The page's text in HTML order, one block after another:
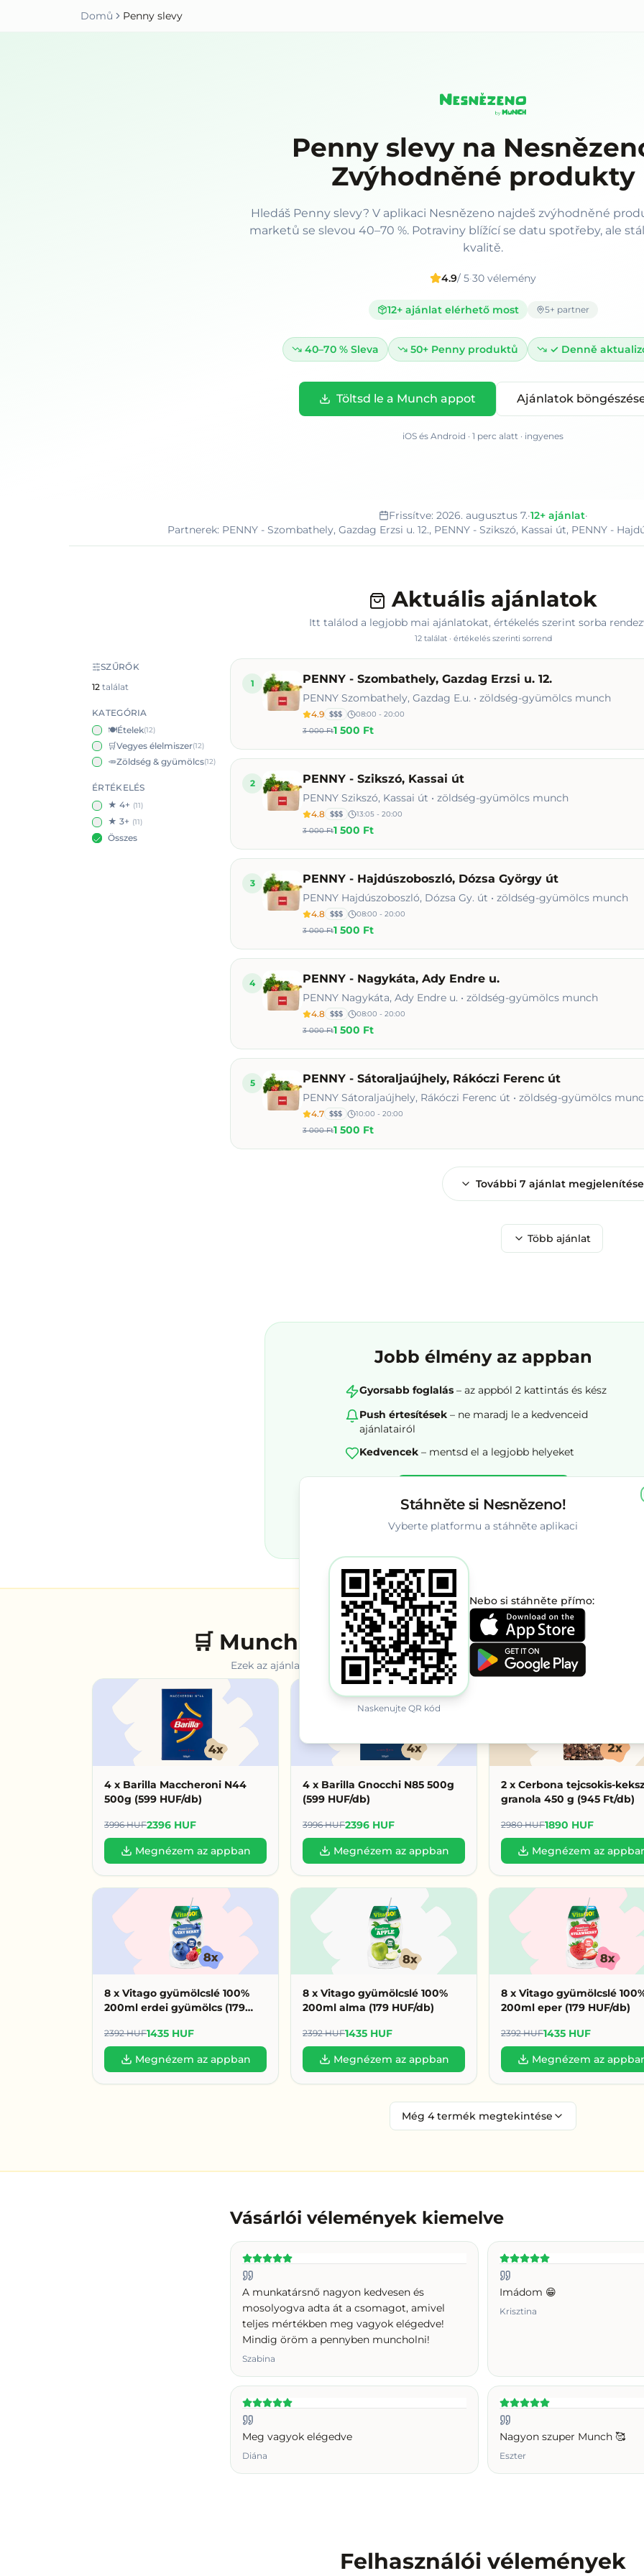
Domů Penny slevy
Penny slevy na
Zvýhodněné produkty
Hledáš Penny slevy? V aplikaci Nesnězeno najdeš zvýhodněné
marketů se slevou 40–70 %. Potraviny blížící se datu spotřeby, ale
kvalitě.
4.9/ 5·30 vélemény
12+ ajánlat elérhető most 5+ partner
40–70 % Sleva 50+ Penny produktů ✓ Denně
Töltsd le a Munch appot Ajánlatok
iOS és Android · 1 perc alatt · ingyenes
Frissítve: 2026. augusztus 7.·12+ajánlat·
Partnerek: PENNY - Szombathely, Gazdag Erzsi u. 12., PENNY - Szikszó, Kassai út, PENNY -
Aktuális ajánlatok
Itt találod a legjobb mai ajánlatokat, értékelés szerint sorba
12találat · értékelés szerinti sorrend
SZŰRŐK
12 találat
KATEGÓRIA
🍽️Ételek(12)
🛒Vegyes élelmiszer(12)
🥕Zöldség & gyümölcs(12)
ÉRTÉKELÉS
★ 4+ (11)
★ 3+ (11)
Összes
1 PENNY - Szombathely, Gazdag Erzsi u. 12.
PENNY Szombathely, Gazdag E.u. • zöldség-gyümölcs munch
4.9 $$$
08:00 - 20:00
3 000 Ft1 500 Ft
2 PENNY - Szikszó, Kassai út
PENNY Szikszó, Kassai út • zöldség-gyümölcs munch
4.8 $$$
13:05 - 20:00
3 000 Ft1 500 Ft
3 PENNY - Hajdúszoboszló, Dózsa György út
PENNY Hajdúszoboszló, Dózsa Gy. út • zöldség-gyümölcs munch
4.8 $$$
08:00 - 20:00
3 000 Ft1 500 Ft
4 PENNY - Nagykáta, Ady Endre u.
PENNY Nagykáta, Ady Endre u. • zöldség-gyümölcs munch
4.8 $$$
08:00 - 20:00
3 000 Ft1 500 Ft
5 PENNY - Sátoraljaújhely, Rákóczi Ferenc út
PENNY Sátoraljaújhely, Rákóczi Ferenc út • zöldség-gyümölcs
4.7 $$$
10:00 - 20:00
3 000 Ft1 500 Ft
További 7 ajánlat megjelenítése
Több ajánlat
Jobb élmény az appban
Gyorsabb foglalás – az appból 2 kattintás és kész
Push értesítések – ne maradj le a kedvenceid
ajánlatairól
Kedvencek – mentsd el a legjobb helyeket
iOS és Android · ingyenes · 1 perc alatt
🛒 Munch Market – Országos termékek
Ezek az ajánlatok az egész országból érkeznek, házhozszállítással – nem csak a
4 x Barilla Maccheroni N44
500g (599 HUF/db)
3996 HUF2396 HUF
Megnézem az appban
4 x Barilla Gnocchi N85 500g
(599 HUF/db)
3996 HUF2396 HUF
Megnézem az appban
2 x Cerbona tejcsokis-
granola 450 g (945 Ft/db)
2980 HUF1890 HUF
Megnézem az
8 x Vitago gyümölcslé 100%
200ml erdei gyümölcs (179
2392 HUF1435 HUF
Megnézem az appban
8 x Vitago gyümölcslé 100%
200ml alma (179 HUF/db)
2392 HUF1435 HUF
Megnézem az appban
8 x Vitago gyümölcslé
200ml eper (179 HUF/db)
2392 HUF1435 HUF
Megnézem az
Még 4termék megtekintése
Vásárlói vélemények kiemelve
A munkatársnő nagyon kedvesen és
mosolyogva adta át a csomagot, amivel
teljes mértékben meg vagyok elégedve!
Mindig öröm a pennyben muncholni!
Szabina
Imádom 😁
Krisztina
Meg vagyok elégedve
Diána
Nagyon szuper Munch 🥰
Eszter
Felhasználói vélemények
Stáhněte si Nesnězeno!
Vyberte platformu a stáhněte aplikaci
Naskenujte QR kód
Nebo si stáhněte přímo: